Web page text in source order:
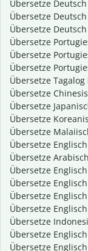
Übersetze
Übersetze
Übersetze
Übersetze
Übersetze
Übersetze
Übersetze
Übersetze
Übersetze
Übersetze
Übersetze
Übersetze
Übersetze
Übersetze
Übersetze
Übersetze
Übersetze
Übersetze
Übersetze
Übersetze